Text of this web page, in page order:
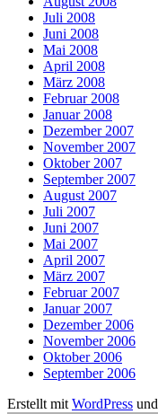
Juli 2008
Juni 2008
Mai 2008
April 2008
März 2008
Februar 2008
Januar 2008
Dezember 2007
November 2007
Oktober 2007
September 2007
August 2007
Juli 2007
Juni 2007
Mai 2007
April 2007
März 2007
Februar 2007
Januar 2007
Dezember 2006
November 2006
Oktober 2006
September 2006
Erstellt mit WordPress und